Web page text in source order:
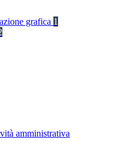
grafica 1
amministrativa